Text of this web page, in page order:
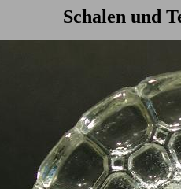
Schalen und